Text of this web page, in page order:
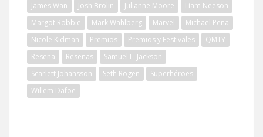
James Wan
Josh Brolin Julianne Moore
Liam Neeson
Margot Robbie
Mark Wahlberg Marvel
Michael Peña
Nicole Kidman
Premios Premios y Festivales
QMTY
Reseña
Reseñas
Samuel L. Jackson
Scarlett Johansson
Seth Rogen
Superhéroes
Willem Dafoe